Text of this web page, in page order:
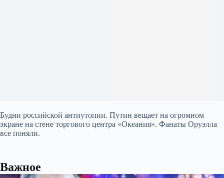
Будни российской антиутопии. Путин вещает на огромном
экране на стене торгового центра «Океания». Фанаты Оруэлла
все поняли.
Важное